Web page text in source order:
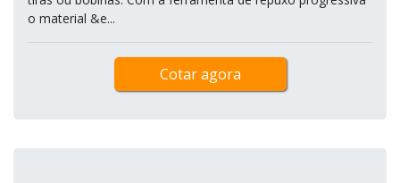
o material &e...
Cotar agora